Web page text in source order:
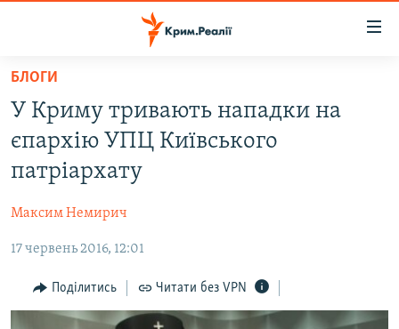
Перейти
основного
матеріалу
Перейти
до
основної
Перейти
пошуку
ВОДА.КРИМ
ВІДЕО ТА ФОТО
БЛОГИ
ПОГЛЯД
ІНТЕРВ'Ю
ВСЕ ЗА ДЕНЬ
БЛОГИ
У Криму тривають нападки на
єпархію УПЦ Київського
патріархату
Максим Немирич
17 червень 2016, 12:01
Поділитись Читати без VPN